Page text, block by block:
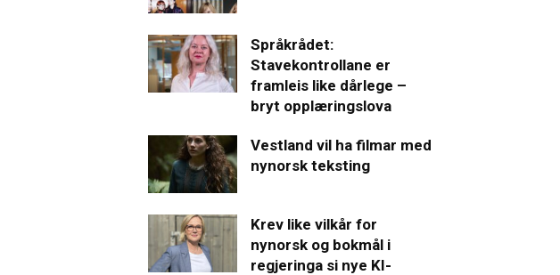
Språkrådet:
Stavekontrollane er
framleis like dårlege –
bryt opplæringslova
Vestland vil ha filmar med
nynorsk teksting
Krev like vilkår for
nynorsk og bokmål i
regjeringa si nye KI-